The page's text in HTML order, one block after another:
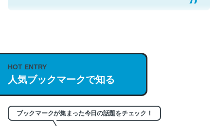
説してる記事が少ないので貴重な良記事。/続編来た
https://isobe324649.hatenablog.com/entry/2023/03/27
/064121
─GPTの仕組みと限界についての考察（１） - conceptualization
HOT ENTRY
人気ブックマークで知る
ブックマークが集まった今日の話題をチェック！